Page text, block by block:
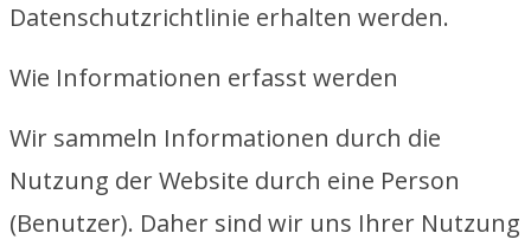
Datenschutzrichtlinie erhalten werden.
Wie Informationen erfasst werden
Wir sammeln Informationen durch die
Nutzung der Website durch eine Person
(Benutzer). Daher sind wir uns Ihrer Nutzung